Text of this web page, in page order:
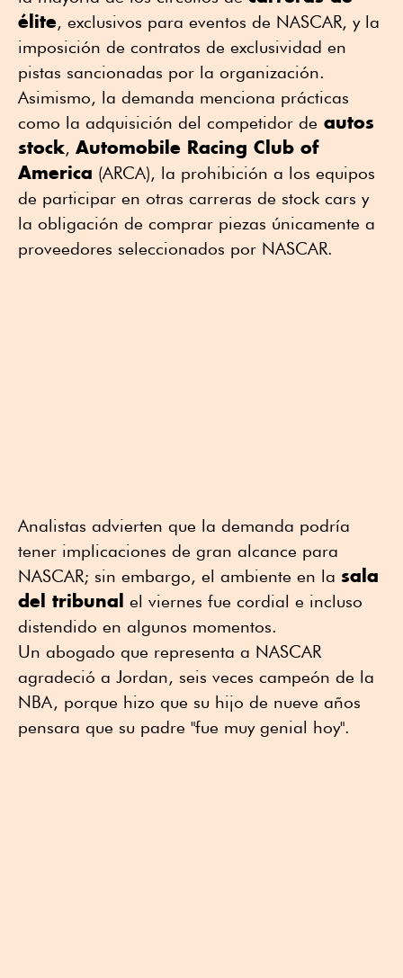
élite, exclusivos para eventos de NASCAR, y la
imposición de contratos de exclusividad en
pistas sancionadas por la organización.
Asimismo, la demanda menciona prácticas
como la adquisición del competidor de autos
stock, Automobile Racing Club of
America (ARCA), la prohibición a los equipos
de participar en otras carreras de stock cars y
la obligación de comprar piezas únicamente a
proveedores seleccionados por NASCAR.
Analistas advierten que la demanda podría
tener implicaciones de gran alcance para
NASCAR; sin embargo, el ambiente en la sala
del tribunal el viernes fue cordial e incluso
distendido en algunos momentos.
Un abogado que representa a NASCAR
agradeció a Jordan, seis veces campeón de la
NBA, porque hizo que su hijo de nueve años
pensara que su padre "fue muy genial hoy".